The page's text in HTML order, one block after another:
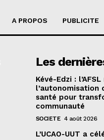
A PROPOS PUBLICITE
Les
Kévé-Edzi :
l’autonomisation
santé pour
communauté
SOCIETE 4 août 2026
L’UCAO-UUT a